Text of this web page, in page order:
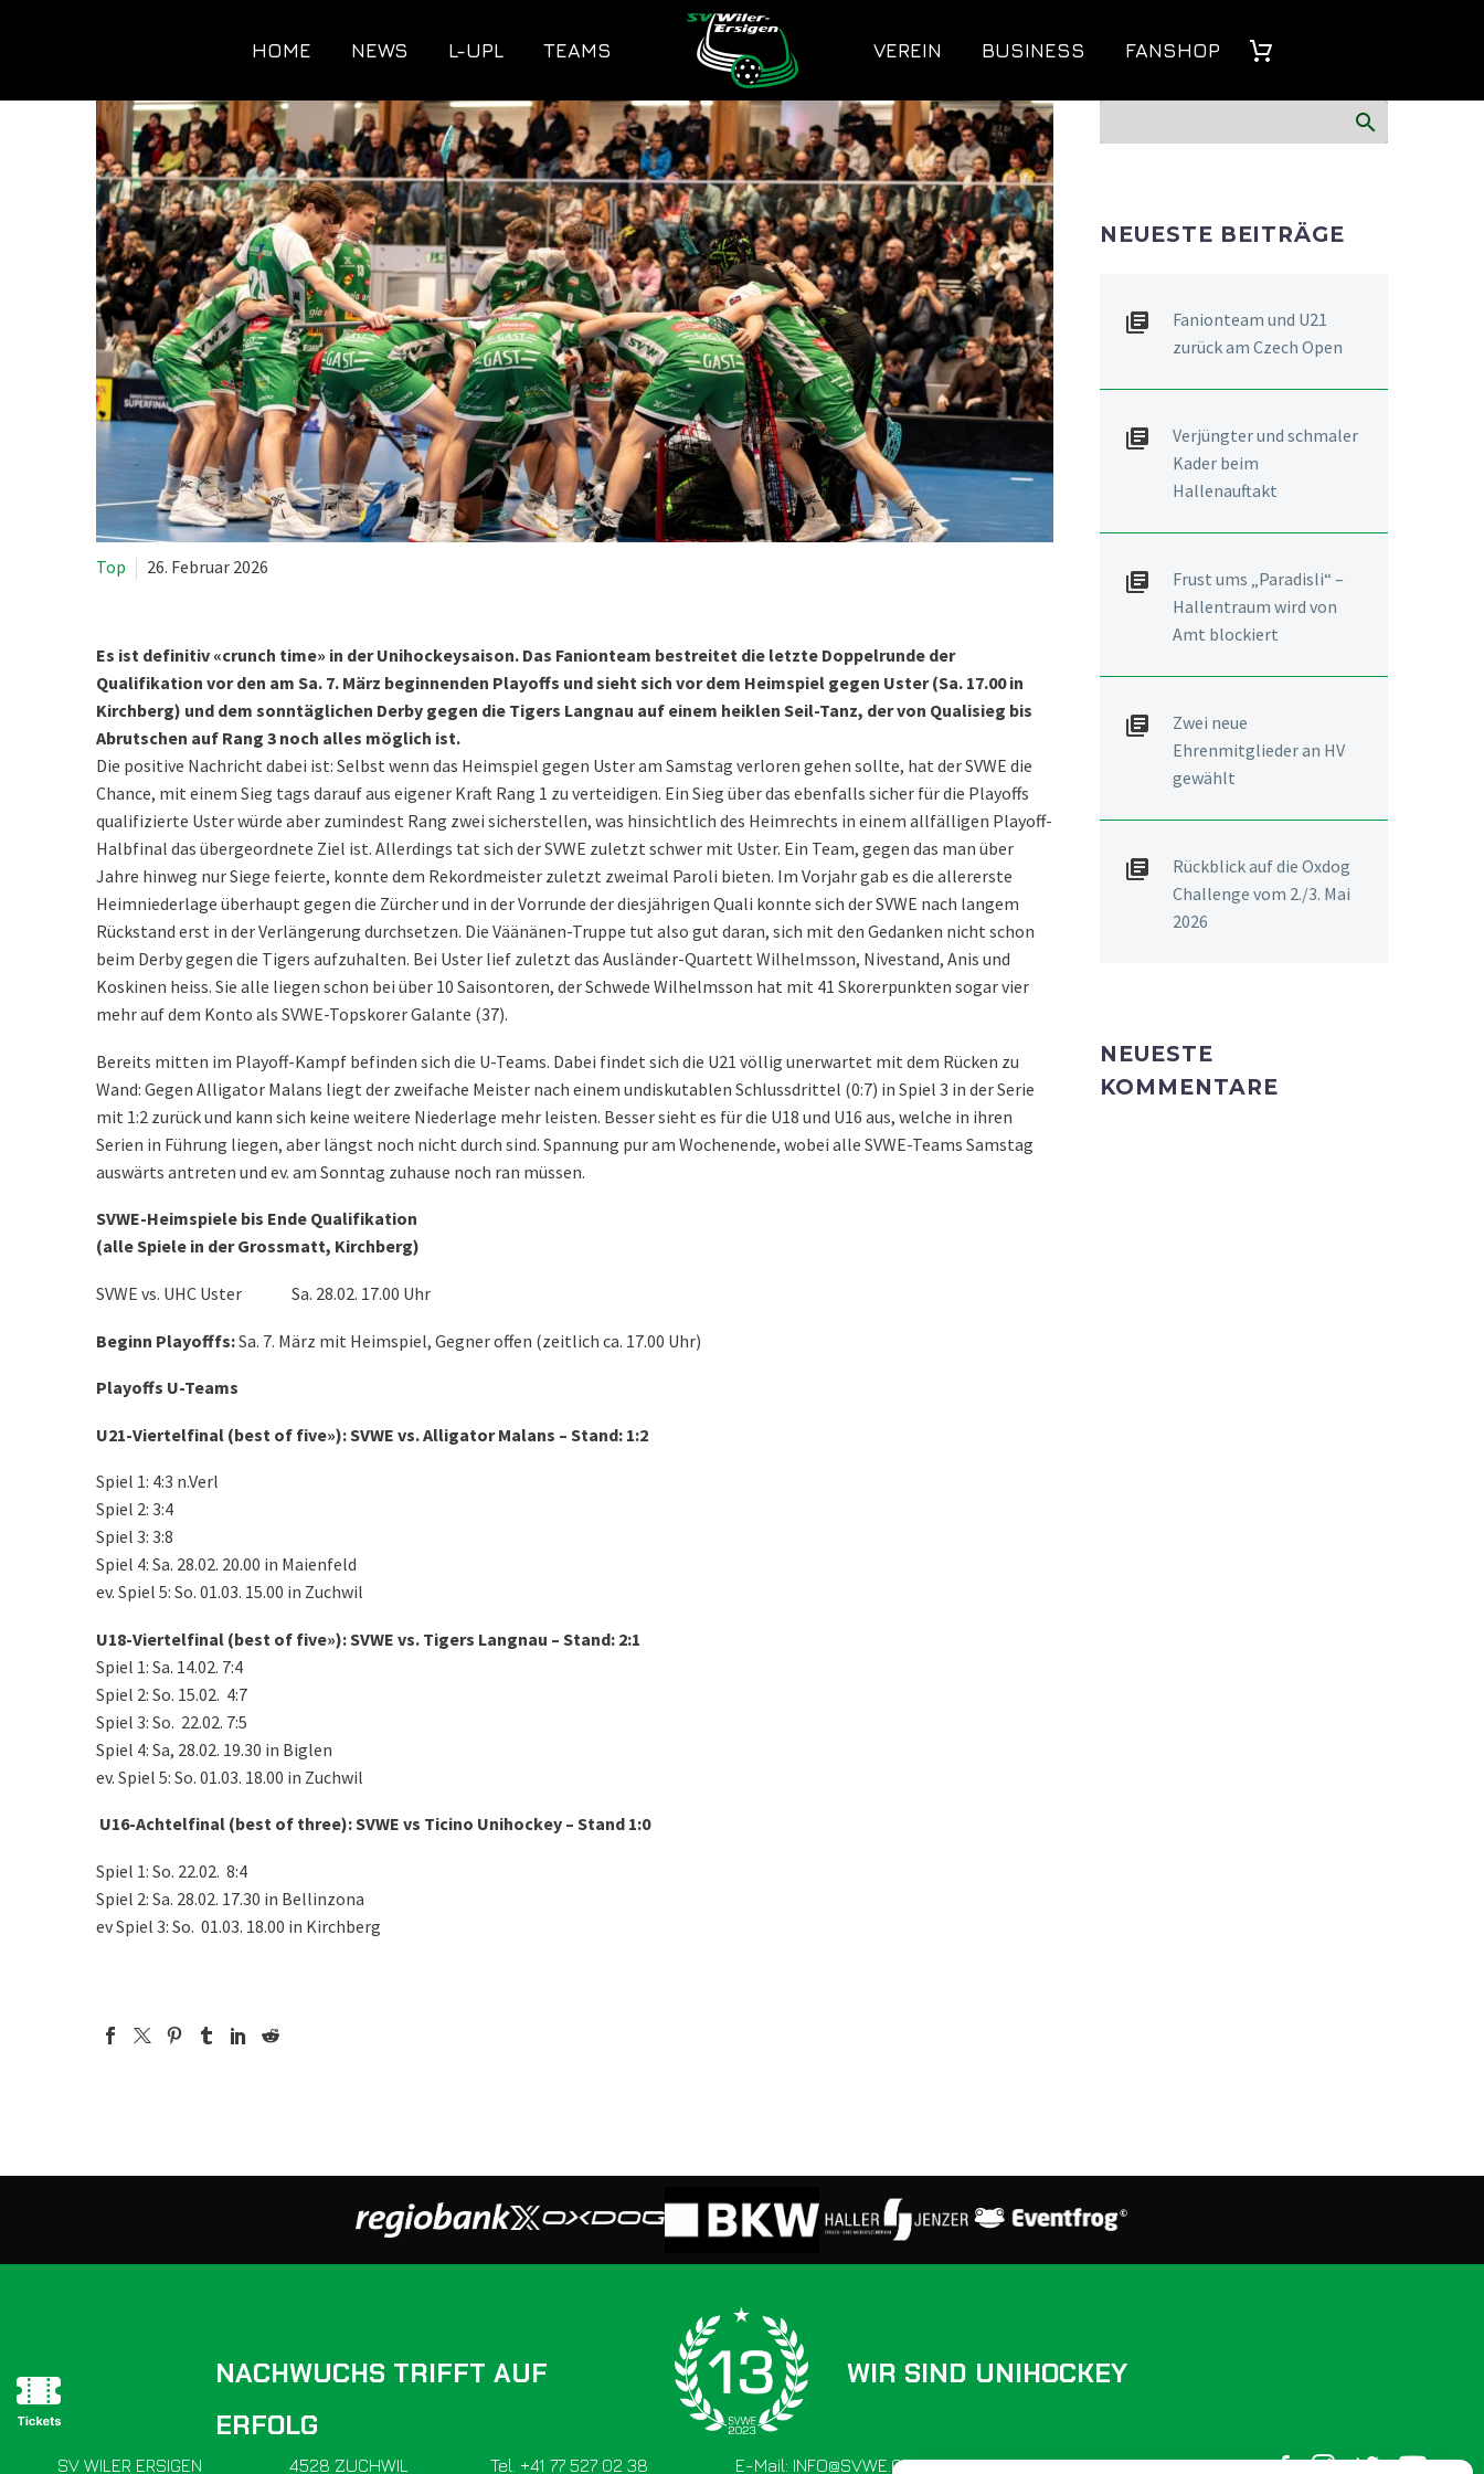
HOME NEWS L-UPL TEAMS VEREIN BUSINESS FANSHOP
Top 26. Februar 2026
Es ist definitiv «crunch time» in der Unihockeysaison. Das Fanionteam bestreitet die letzte Doppelrunde der
Qualifikation vor den am Sa. 7. März beginnenden Playoffs und sieht sich vor dem Heimspiel gegen Uster (Sa. 17.00 in
Kirchberg) und dem sonntäglichen Derby gegen die Tigers Langnau auf einem heiklen Seil-Tanz, der von Qualisieg bis
Abrutschen auf Rang 3 noch alles möglich ist.
Die positive Nachricht dabei ist: Selbst wenn das Heimspiel gegen Uster am Samstag verloren gehen sollte, hat der SVWE die
Chance, mit einem Sieg tags darauf aus eigener Kraft Rang 1 zu verteidigen. Ein Sieg über das ebenfalls sicher für die Playoffs
qualifizierte Uster würde aber zumindest Rang zwei sicherstellen, was hinsichtlich des Heimrechts in einem allfälligen Playoff-
Halbfinal das übergeordnete Ziel ist. Allerdings tat sich der SVWE zuletzt schwer mit Uster. Ein Team, gegen das man über
Jahre hinweg nur Siege feierte, konnte dem Rekordmeister zuletzt zweimal Paroli bieten. Im Vorjahr gab es die allererste
Heimniederlage überhaupt gegen die Zürcher und in der Vorrunde der diesjährigen Quali konnte sich der SVWE nach langem
Rückstand erst in der Verlängerung durchsetzen. Die Väänänen-Truppe tut also gut daran, sich mit den Gedanken nicht schon
beim Derby gegen die Tigers aufzuhalten. Bei Uster lief zuletzt das Ausländer-Quartett Wilhelmsson, Nivestand, Anis und
Koskinen heiss. Sie alle liegen schon bei über 10 Saisontoren, der Schwede Wilhelmsson hat mit 41 Skorerpunkten sogar vier
mehr auf dem Konto als SVWE-Topskorer Galante (37).
Bereits mitten im Playoff-Kampf befinden sich die U-Teams. Dabei findet sich die U21 völlig unerwartet mit dem Rücken zu
Wand: Gegen Alligator Malans liegt der zweifache Meister nach einem undiskutablen Schlussdrittel (0:7) in Spiel 3 in der Serie
mit 1:2 zurück und kann sich keine weitere Niederlage mehr leisten. Besser sieht es für die U18 und U16 aus, welche in ihren
Serien in Führung liegen, aber längst noch nicht durch sind. Spannung pur am Wochenende, wobei alle SVWE-Teams Samstag
auswärts antreten und ev. am Sonntag zuhause noch ran müssen.
SVWE-Heimspiele bis Ende Qualifikation
(alle Spiele in der Grossmatt, Kirchberg)
SVWE vs. UHC Uster Sa. 28.02. 17.00 Uhr
Beginn Playofffs:Sa. 7. März mit Heimspiel, Gegner offen (zeitlich ca. 17.00 Uhr)
Playoffs U-Teams
U21-Viertelfinal (best of five»): SVWE vs. Alligator Malans – Stand: 1:2
Spiel 1: 4:3 n.Verl
Spiel 2: 3:4
Spiel 3: 3:8
Spiel 4: Sa. 28.02. 20.00 in Maienfeld
ev. Spiel 5: So. 01.03. 15.00 in Zuchwil
U18-Viertelfinal (best of five»): SVWE vs. Tigers Langnau – Stand: 2:1
Spiel 1: Sa. 14.02. 7:4
Spiel 2: So. 15.02. 4:7
Spiel 3: So. 22.02. 7:5
Spiel 4: Sa, 28.02. 19.30 in Biglen
ev. Spiel 5: So. 01.03. 18.00 in Zuchwil
U16-Achtelfinal (best of three): SVWE vs Ticino Unihockey – Stand 1:0
Spiel 1: So. 22.02. 8:4
Spiel 2: Sa. 28.02. 17.30 in Bellinzona
ev Spiel 3: So. 01.03. 18.00 in Kirchberg
NEUESTE BEITRÄGE
Fanionteam und U21
zurück am Czech Open
Verjüngter und schmaler
Kader beim
Hallenauftakt
Frust ums „Paradisli“ –
Hallentraum wird von
Amt blockiert
Zwei neue
Ehrenmitglieder an HV
gewählt
Rückblick auf die Oxdog
Challenge vom 2./3. Mai
2026
NEUESTE
KOMMENTARE
SV WILER ERSIGEN 4528 ZUCHWIL Tel. +41 77 527 02 38 E-Mail: INFO@SVWE.CH FOLLOW US ON SOCIAL MEDIA:
WIR SIND UNIHOCKEY
NACHWUCHS TRIFFT AUF
ERFOLG